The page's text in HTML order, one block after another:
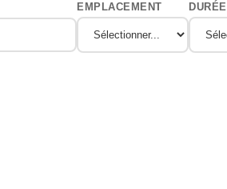
EMPLACEMENT
DURÉE